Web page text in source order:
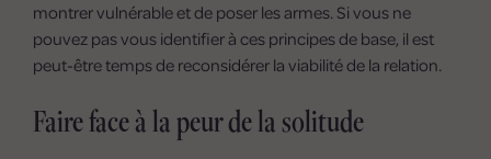
montrer vulnérable et de poser les armes. Si vous ne
pouvez pas vous identifier à ces principes de base, il est
peut-être temps de reconsidérer la viabilité de la relation.
Faire face à la peur de la solitude